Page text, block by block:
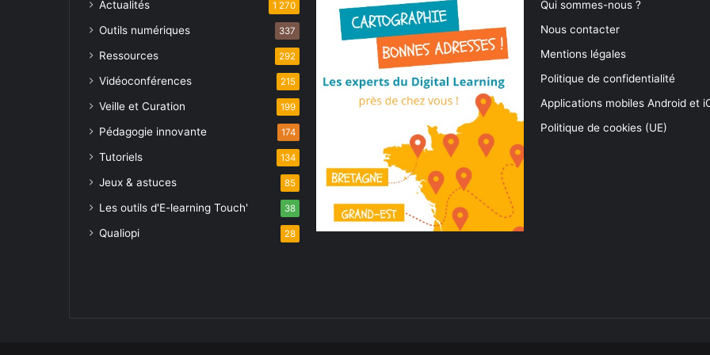
Actualités 1 270
Outils numériques 337
Ressources 292
Vidéoconférences 215
Veille et Curation 199
Pédagogie innovante 174
Tutoriels 134
Jeux & astuces 85
Les outils d'E-learning Touch' 38
Qualiopi 28
Qui sommes-nous ?
Nous contacter
Mentions légales
Politique de confidentialité
Applications mobiles Android et
Politique de cookies (UE)